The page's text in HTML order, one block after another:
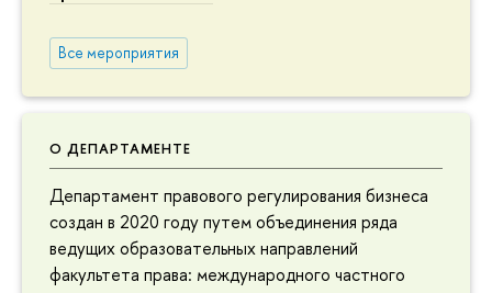
Все мероприятия
О ДЕПАРТАМЕНТЕ
Департамент правового регулирования бизнеса
создан в 2020 году путем объединения ряда
ведущих образовательных направлений
факультета права: международного частного